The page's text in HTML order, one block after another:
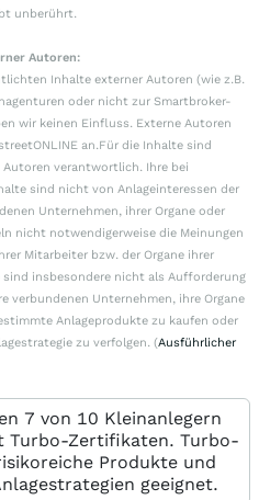
unberührt.
Autoren:
Inhalte externer Autoren (wie z.B.
oder nicht zur Smartbroker-
wir keinen Einfluss. Externe Autoren
an.Für die Inhalte sind
verantwortlich. Ihre bei
sind nicht von Anlageinteressen der
Unternehmen, ihrer Organe oder
nicht notwendigerweise die Meinungen
Mitarbeiter bzw. der Organe ihrer
insbesondere nicht als Aufforderung
verbundenen Unternehmen, ihre Organe
Anlageprodukte zu kaufen oder
zu verfolgen. (Ausführlicher
7 von 10 Kleinanlegern
Turbo-Zertifikaten. Turbo-
Produkte und
geeignet.